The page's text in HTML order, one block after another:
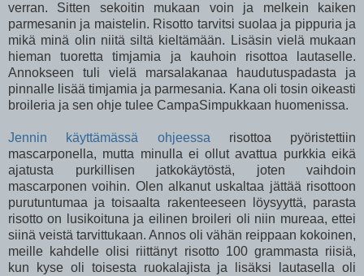
verran. Sitten sekoitin mukaan voin ja melkein kaiken
parmesanin ja maistelin. Risotto tarvitsi suolaa ja pippuria ja
mikä minä olin niitä siltä kieltämään. Lisäsin vielä mukaan
hieman tuoretta timjamia ja kauhoin risottoa lautaselle.
Annokseen tuli vielä marsalakanaa haudutuspadasta ja
pinnalle lisää timjamia ja parmesania. Kana oli tosin oikeasti
broileria ja sen ohje tulee CampaSimpukkaan huomenissa.
Jennin käyttämässä ohjeessa risottoa pyöristettiin
mascarponella, mutta minulla ei ollut avattua purkkia eikä
ajatusta purkillisen jatkokäytöstä, joten vaihdoin
mascarponen voihin. Olen alkanut uskaltaa jättää risottoon
purutuntumaa ja toisaalta rakenteeseen löysyyttä, parasta
risotto on lusikoituna ja eilinen broileri oli niin mureaa, ettei
siinä veistä tarvittukaan. Annos oli vähän reippaan kokoinen,
meille kahdelle olisi riittänyt risotto 100 grammasta riisiä,
kun kyse oli toisesta ruokalajista ja lisäksi lautasella oli